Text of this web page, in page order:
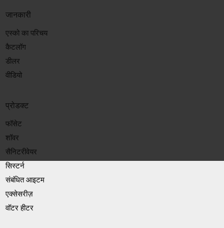
जानकारी
एस्को का परिचय
कैटलॉग
डीलर
वीडियो
प्रोडक्ट
फॉसेट
शॉवर
सैनिटरीवेयर
सिस्टर्न
संबंधित आइटम
एक्सेसरीज़
वॉटर हीटर